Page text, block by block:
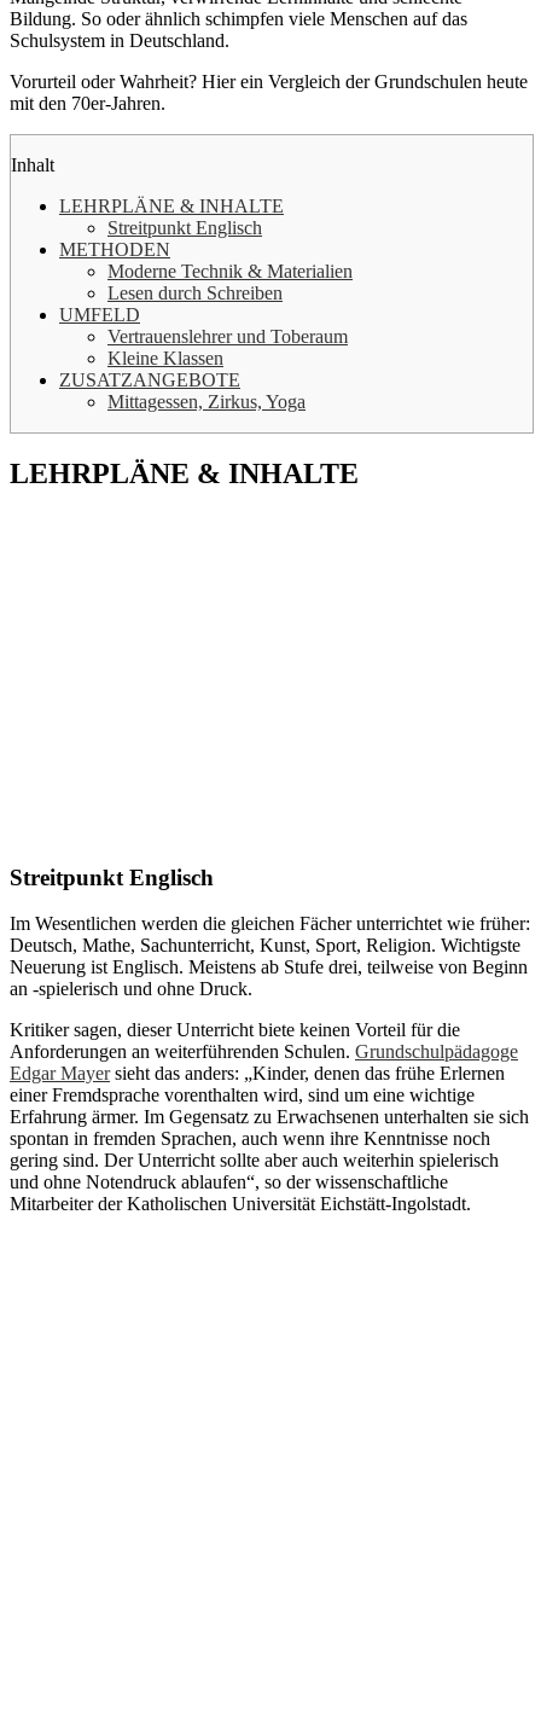
Bildung. So oder ähnlich schimpfen viele Menschen auf das
Schulsystem in Deutschland.
Vorurteil oder Wahrheit? Hier ein Vergleich der Grundschulen heute
mit den 70er-Jahren.
Inhalt
LEHRPLÄNE & INHALTE
Streitpunkt Englisch
METHODEN
Moderne Technik & Materialien
Lesen durch Schreiben
UMFELD
Vertrauenslehrer und Toberaum
Kleine Klassen
ZUSATZANGEBOTE
Mittagessen, Zirkus, Yoga
LEHRPLÄNE & INHALTE
Streitpunkt Englisch
Im Wesentlichen werden die gleichen Fächer unterrichtet wie früher:
Deutsch, Mathe, Sachunterricht, Kunst, Sport, Religion. Wichtigste
Neuerung ist Englisch. Meistens ab Stufe drei, teilweise von Beginn
an -spielerisch und ohne Druck.
Kritiker sagen, dieser Unterricht biete keinen Vorteil für die
Anforderungen an weiterführenden Schulen. Grundschulpädagoge
Edgar Mayersieht das anders: „Kinder, denen das frühe Erlernen
einer Fremdsprache vorenthalten wird, sind um eine wichtige
Erfahrung ärmer. Im Gegensatz zu Erwachsenen unterhalten sie sich
spontan in fremden Sprachen, auch wenn ihre Kenntnisse noch
gering sind. Der Unterricht sollte aber auch weiterhin spielerisch
und ohne Notendruck ablaufen“, so der wissenschaftliche
Mitarbeiter der Katholischen Universität Eichstätt-Ingolstadt.